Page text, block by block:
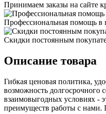
Принимаем заказы на сайте
Профессиональная помощь в
Скидки постоянным
Описание товара
Гибкая ценовая политика,
возможность долгосрочного
взаимовыгодных условиях -
преимуществ работы с нами.